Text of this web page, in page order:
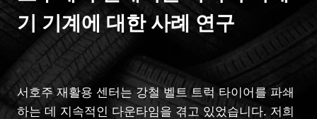
기 기계에 대한 사례 연구
서호주 재활용 센터는 강철 벨트 트럭 타이어를 파쇄
하는 데 지속적인 다운타임을 겪고 있었습니다. 저희